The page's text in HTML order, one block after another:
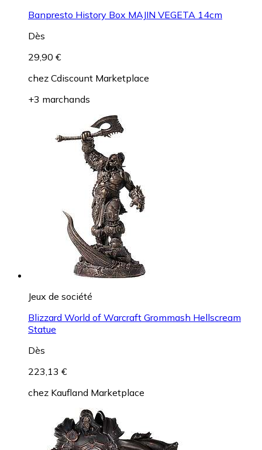
Banpresto History Box MAJIN VEGETA 14cm
Dès
29,90 €
chez Cdiscount Marketplace
+3 marchands
Jeux de société
Blizzard World of Warcraft Grommash Hellscream
Statue
Dès
223,13 €
chez Kaufland Marketplace